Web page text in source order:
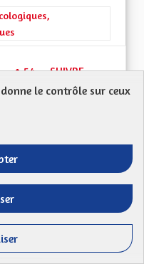
: Les transitions
54 54 ABONNÉS
SUIVRE
clair de la CeA.
refus de...
le contrôle sur ceux